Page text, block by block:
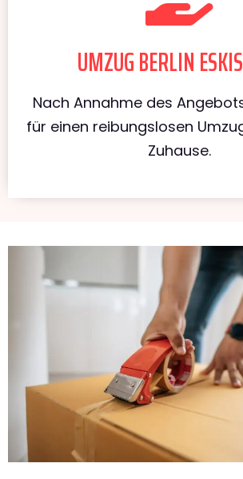
UMZUG BERLIN
Nach Annahme des
für einen reibungslosen
Zuhause.